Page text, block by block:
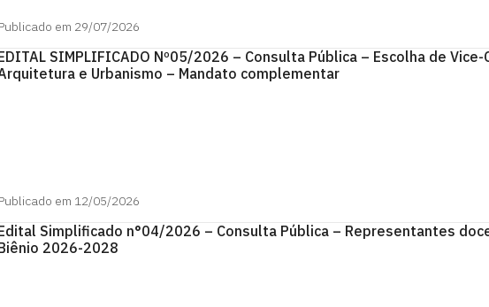
em 29/07/2026
SIMPLIFICADO Nº05/2026 – Consulta Pública – Escolha de
e Urbanismo – Mandato complementar
em 12/05/2026
Simplificado n°04/2026 – Consulta Pública – Representantes
2026-2028